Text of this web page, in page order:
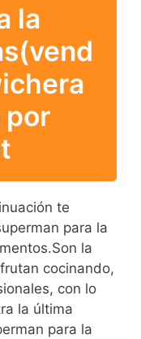
la
por
te
para la
la
cocinando,
con lo
la última
para la